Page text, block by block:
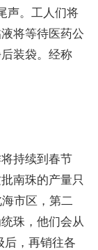
声。工人们将
将等待医药公
装袋。经称
持续到春节
南珠的产量只
市区，第二
珠，他们会从
后，再销往各